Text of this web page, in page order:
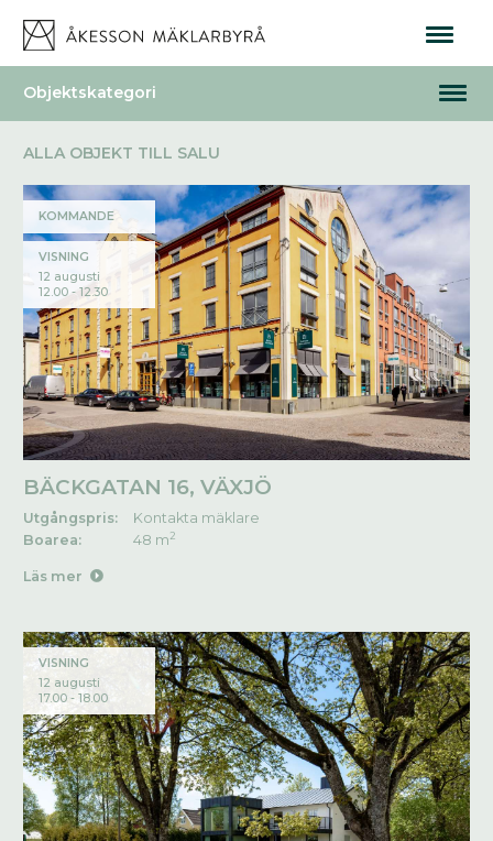
ALLA OBJEKT TILL SALU
KOMMANDE
VISNING
12 augusti
12.00 - 12.30
BÄCKGATAN 16, VÄXJÖ
Utgångspris:
Kontakta mäklare
Boarea:
48 m2
Läs mer
VISNING
12 augusti
17.00 - 18.00